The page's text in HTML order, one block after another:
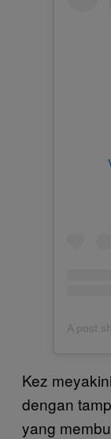
Kez
dengan
yang